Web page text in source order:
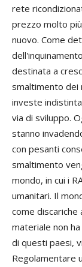
rete
prezzo molto
nuovo. Come
destinata a
smaltimento dei
investe
via di sviluppo.
stanno
con pesanti
smaltimento
mondo, in cui i
umanitari. Il
come discariche
materiale non
di questi paesi,
Regolamentare